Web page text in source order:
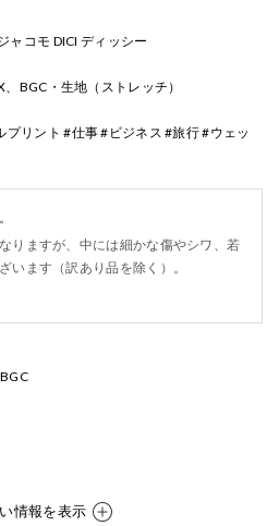
ャコモ DICI ディッシー
BGC・生地（ストレッチ）
リント #仕事 #ビジネス #旅行 #ウェッ
りますが、中には細かな傷やシワ、若
います（訳あり品を除く）。
情報を表示